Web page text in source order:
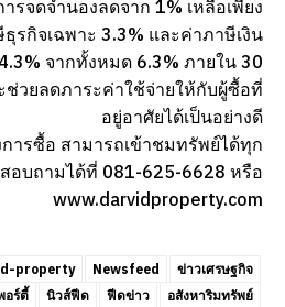
รจดจำนองลดจาก 1% เหลือเพียง
รกิจเฉพาะ 3.3% และค่าภาษีเงิน
จากทั้งหมด 6.3% ภายใน 30
วยลดภาระค่าใช้จ่ายให้กับผู้ซื้อที่
อยู่อาศัยได้เป็นอย่างดี
ารซื้อ สามารถเข้าชมทรัพย์ได้ทุก
อบถามได้ที่ 081-625-6628 หรือ
www.darvidproperty.com
property Newsfeed
ข่าวเศรษฐกิจ
อร์ตี้
นิวส์ฟีด ฟีดข่าว อสังหาริมทรัพย์